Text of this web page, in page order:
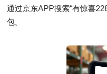
通过京东APP搜索“有惊喜
包。